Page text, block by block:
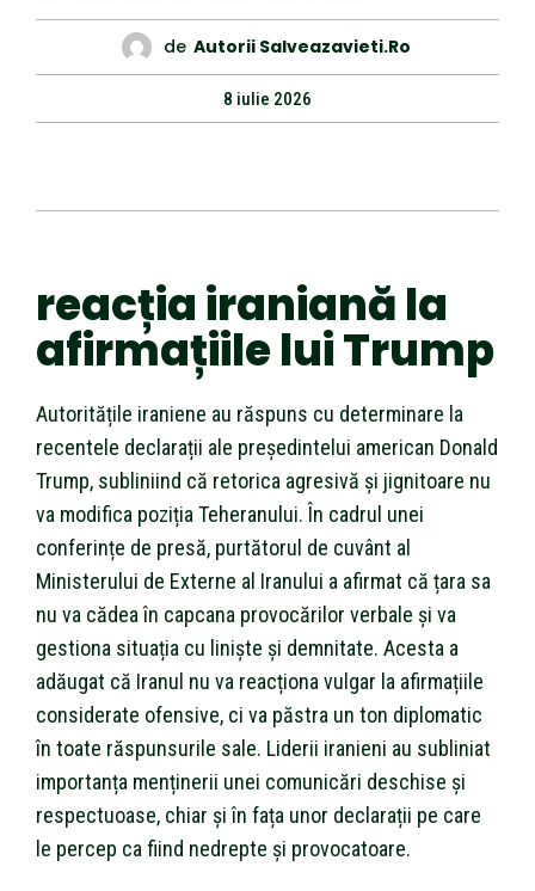
de Autorii Salveazavieti.ro
8 iulie 2026
reacția iraniană la
afirmațiile lui Trump
Autoritățile iraniene au răspuns cu determinare la
recentele declarații ale președintelui american Donald
Trump, subliniind că retorica agresivă și jignitoare nu
va modifica poziția Teheranului. În cadrul unei
conferințe de presă, purtătorul de cuvânt al
Ministerului de Externe al Iranului a afirmat că țara sa
nu va cădea în capcana provocărilor verbale și va
gestiona situația cu liniște și demnitate. Acesta a
adăugat că Iranul nu va reacționa vulgar la afirmațiile
considerate ofensive, ci va păstra un ton diplomatic
în toate răspunsurile sale. Liderii iranieni au subliniat
importanța menținerii unei comunicări deschise și
respectuoase, chiar și în fața unor declarații pe care
le percep ca fiind nedrepte și provocatoare.